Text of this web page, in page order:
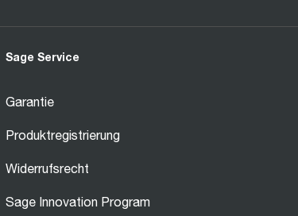
Sage Service
Garantie
Produktregistrierung
Widerrufsrecht
Sage Innovation Program